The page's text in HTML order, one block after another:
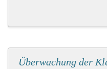
Überwachung der